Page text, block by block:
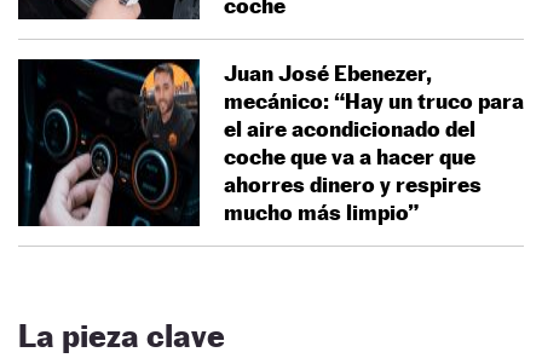
coche
Juan José Ebenezer,
mecánico: “Hay un truco para
el aire acondicionado del
coche que va a hacer que
ahorres dinero y respires
mucho más limpio”
La pieza clave